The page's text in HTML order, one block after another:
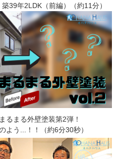
39年2LDK（前編）（約11分）
るまる外壁塗装第2弾！
よう...！！（約6分30秒）